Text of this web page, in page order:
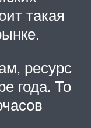
такая
ресурс
года. То